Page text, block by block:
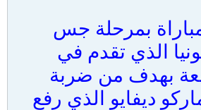
بمرحلة جس
الذي تقدم في
بهدف من ضربة
ديفايو الذي رفع